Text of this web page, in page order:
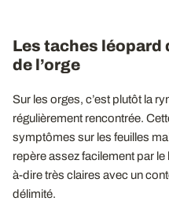
Les taches léopard
de l’orge
Sur les orges, c’est plutôt la
régulièrement rencontrée.
symptômes sur les feuilles
repère assez facilement par
à-dire très claires avec un
délimité.